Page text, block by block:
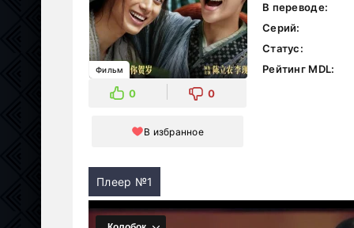
Фильм
0 0
В избранное
В переводе:
Серий:
Статус:
Рейтинг MDL:
Плеер №1